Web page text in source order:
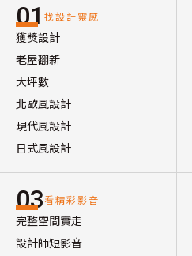
01 找設計靈感
獲獎設計
老屋翻新
大坪數
北歐風設計
現代風設計
日式風設計
03看精彩影音
完整空間實走
設計師短影音